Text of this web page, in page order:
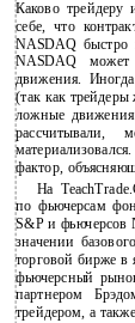
Каково трейдеру
себе, что
NASDAQ быстро
NASDAQ
движения.
(так как трейдеры
ложные движения
фактор,
На
по фьючерсам
S&P и фьючерсов
значении
торговой бирже в
фьючерсный
партнером
трейдером, а